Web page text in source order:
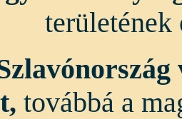
területének
továbbá a